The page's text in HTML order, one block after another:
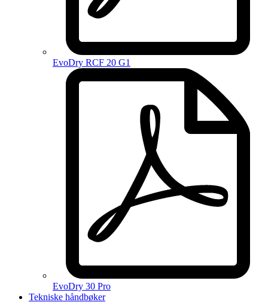
EvoDry RCF 20 G1
EvoDry 30 Pro
Tekniske håndbøker